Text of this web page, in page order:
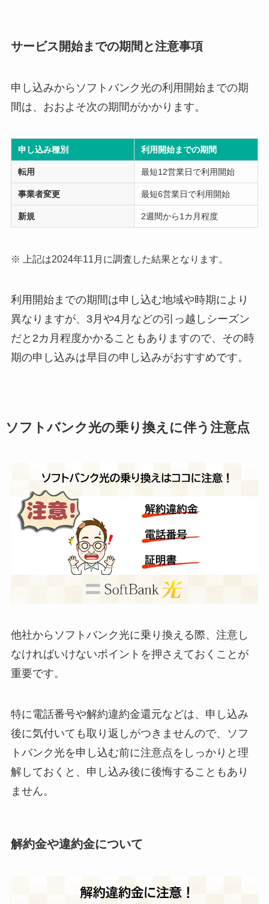
サービス開始までの期間と注意事項
申し込みからソフトバンク光の利用開始までの期
間は、おおよそ次の期間がかかります。
申し込み種別 利用開始までの期間
転用 最短12営業日で利用開始
事業者変更 最短6営業日で利用開始
新規 2週間から1カ月程度
※ 上記は2024年11月に調査した結果となります。
利用開始までの期間は申し込む地域や時期により
異なりますが、3月や4月などの引っ越しシーズン
だと2カ月程度かかることもありますので、その時
期の申し込みは早目の申し込みがおすすめです。
ソフトバンク光の乗り換えに伴う注意点
他社からソフトバンク光に乗り換える際、注意し
なければいけないポイントを押さえておくことが
重要です。
特に電話番号や解約違約金還元などは、申し込み
後に気付いても取り返しがつきませんので、ソフ
トバンク光を申し込む前に注意点をしっかりと理
解しておくと、申し込み後に後悔することもあり
ません。
解約金や違約金について